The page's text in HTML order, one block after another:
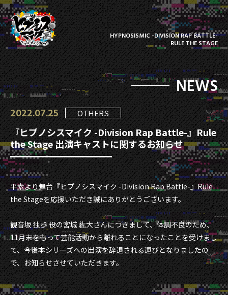
HYPNOSISMIC -DIVISION RAP BATTLE-
RULE THE STAGE
NEWS
2022.07.25 OTHERS
『ヒプノシスマイク -Division Rap Battle-』Rule
the Stage 出演キャストに関するお知らせ
平素より舞台『ヒプノシスマイク -Division Rap Battle-』Rule
the Stageを応援いただき誠にありがとうございます。
観音坂 独歩 役の宮城 紘大さんにつきまして、体調不良のため、
11月末をもって芸能活動から離れることになったことを受けまし
て、今後本シリーズへの出演を辞退される運びとなりましたの
で、お知らせさせていただきます。